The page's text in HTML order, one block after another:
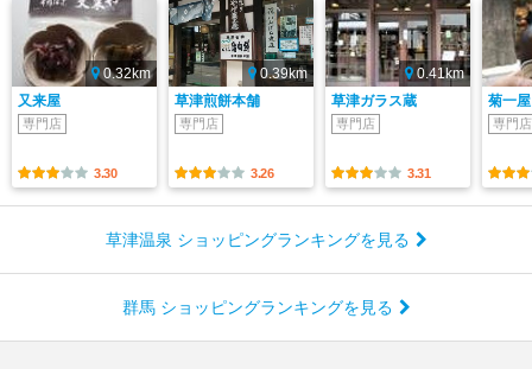
0.32km
又来屋
専門店
3.30
0.39km
草津煎餅本舗
専門店
3.26
0.41km
草津ガラス蔵
専門店
3.31
菊一
専門店
草津温泉 ショッピングランキングを見る
群馬 ショッピングランキングを見る